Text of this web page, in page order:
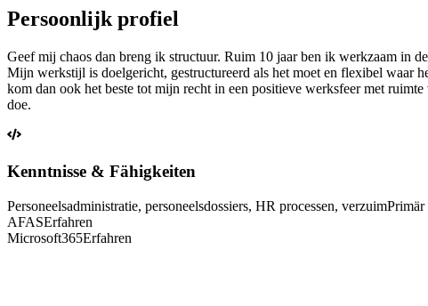
Persoonlijk profiel
Geef mij chaos dan breng ik structuur. Ruim 10 jaar ben ik werkzaam in
Mijn werkstijl is doelgericht, gestructureerd als het moet en flexibel waar
kom dan ook het beste tot mijn recht in een positieve werksfeer met
doe.
Kenntnisse & Fähigkeiten
Personeelsadministratie, personeelsdossiers, HR processen, verzuimPrimär
AFASErfahren
Microsoft365Erfahren